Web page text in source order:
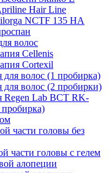
Hair Line
NCTF 135 HA
волос
Cellenis
Cortexil
для волос (1 пробирка)
для волос (2 пробирки)
Regen Lab BCT RK-
части головы без
части головы с гелем
алопеции